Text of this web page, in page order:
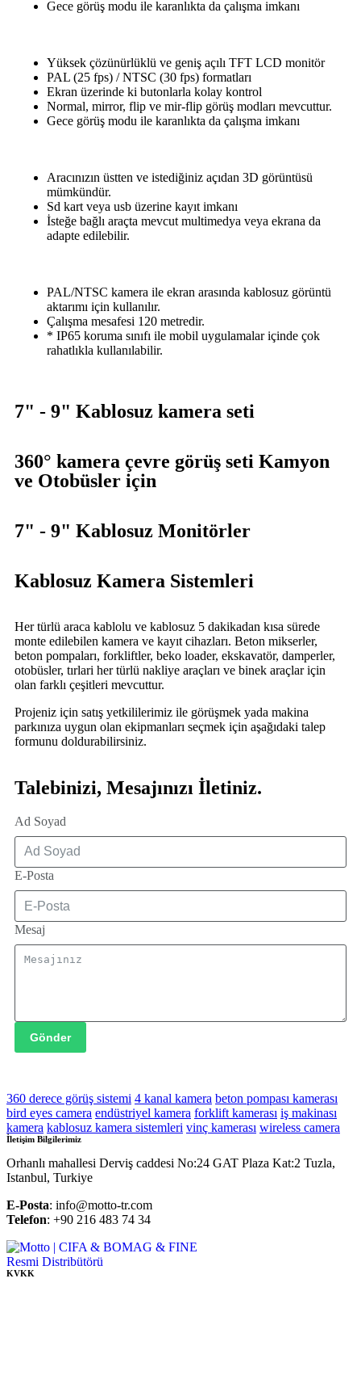
Gece görüş modu ile karanlıkta da çalışma imkanı
Yüksek çözünürlüklü ve geniş açılı TFT LCD monitör
PAL (25 fps) / NTSC (30 fps) formatları
Ekran üzerinde ki butonlarla kolay kontrol
Normal, mirror, flip ve mir-flip görüş modları mevcuttur.
Gece görüş modu ile karanlıkta da çalışma imkanı
Aracınızın üstten ve istediğiniz açıdan 3D görüntüsü
mümkündür.
Sd kart veya usb üzerine kayıt imkanı
İsteğe bağlı araçta mevcut multimedya veya ekrana da
adapte edilebilir.
PAL/NTSC kamera ile ekran arasında kablosuz görüntü
aktarımı için kullanılır.
Çalışma mesafesi 120 metredir.
* IP65 koruma sınıfı ile mobil uygulamalar içinde çok
rahatlıkla kullanılabilir.
7" - 9" Kablosuz kamera seti
360° kamera çevre görüş seti Kamyon
ve Otobüsler için
7" - 9" Kablosuz Monitörler
Kablosuz Kamera Sistemleri
Her türlü araca kablolu ve kablosuz 5 dakikadan kısa sürede
monte edilebilen kamera ve kayıt cihazları. Beton mikserler,
beton pompaları, forkliftler, beko loader, ekskavatör, damperler,
otobüsler, tırlari her türlü nakliye araçları ve binek araçlar için
olan farklı çeşitleri mevcuttur.
Projeniz için satış yetkililerimiz ile görüşmek yada makina
parkınıza uygun olan ekipmanları seçmek için aşağıdaki talep
formunu doldurabilirsiniz.
Talebinizi, Mesajınızı İletiniz.
Ad Soyad
E-Posta
Mesaj
Gönder
360 derece görüş sistemi 4 kanal kamera beton pompası kamerası
bird eyes camera endüstriyel kamera forklift kamerası iş makinası
kamera kablosuz kamera sistemleri vinç kamerası wireless camera
İletişim Bilgilerimiz
Orhanlı mahallesi Derviş caddesi No:24 GAT Plaza Kat:2 Tuzla,
Istanbul, Turkiye
E-Posta: info@motto-tr.com
Telefon: +90 216 483 74 34
KVKK